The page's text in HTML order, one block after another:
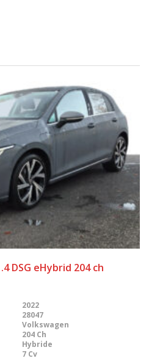
DSG eHybrid 204 ch
2022
28047
Volkswagen
204 Ch
Hybride
7 Cv